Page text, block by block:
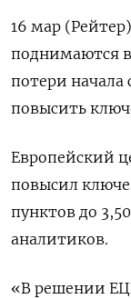
16 мар
поднимаются
потери начала
повысить
Европейский
повысил
пунктов до
аналитиков.
«В решении